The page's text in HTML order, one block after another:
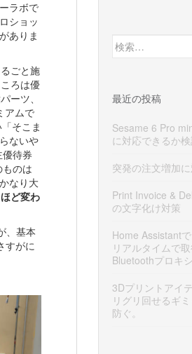
ラボで
ショッ
ありま
ごと施
ろは優
ーツ、
アムで
そこま
ないや
待券
のは
なり大
ど変わ
、基本
すがに
検
索:
最近の投稿
Sesame 6 Pro
に対応できるか
突発の注文増加
Print Invoice &
の文字化け対策
Home Assistant
リアルタイムで
Bluetoothプロキ
3Dプリントアイ
リグリ回せるギ
防ぐ。